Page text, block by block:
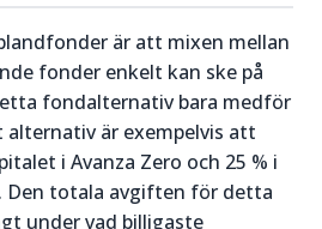
är att mixen mellan
fonder enkelt kan ske på
fondalternativ bara medför
är exempelvis att
i Avanza Zero och 25 % i
Den totala avgiften för detta
under vad billigaste